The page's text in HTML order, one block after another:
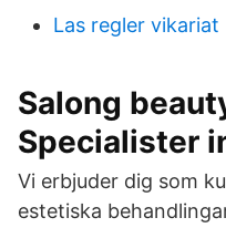
Las regler vikariat
Salong
Specialister
Vi erbjuder dig som
estetiska